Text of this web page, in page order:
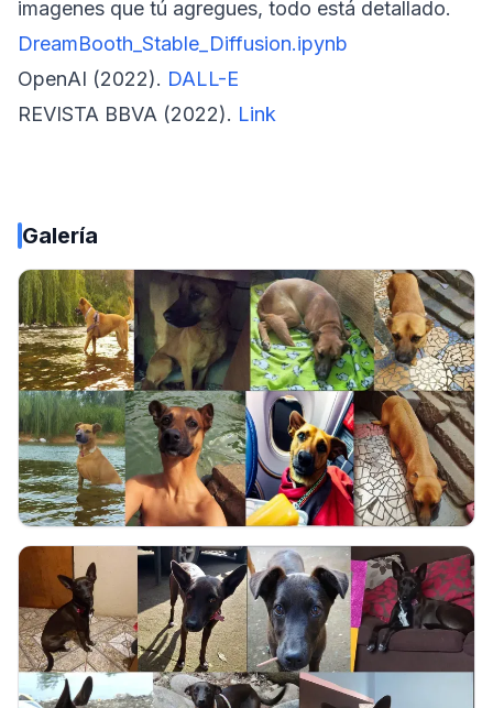
imagenes que tú agregues, todo está detallado.
DreamBooth_Stable_Diffusion.ipynb
OpenAI (2022). DALL-E
REVISTA BBVA (2022). Link
Galería
Imagenes de mi perrita manchita